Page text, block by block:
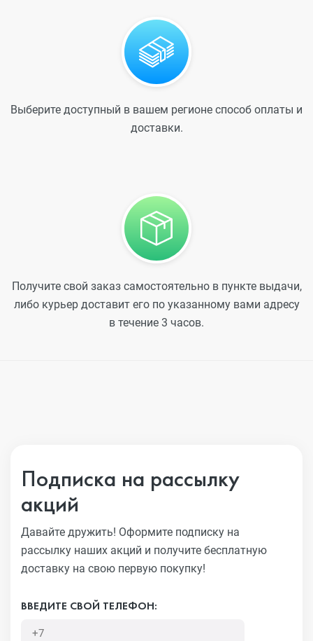
Выберите доступный в вашем регионе способ оплаты и
доставки.
Получите свой заказ самостоятельно в пункте выдачи,
либо курьер доставит его по указанному вами адресу
в течение 3 часов.
Подписка на рассылку
акций
Давайте дружить! Оформите подписку на
рассылку наших акций и получите бесплатную
доставку на свою первую покупку!
ВВЕДИТЕ СВОЙ ТЕЛЕФОН: